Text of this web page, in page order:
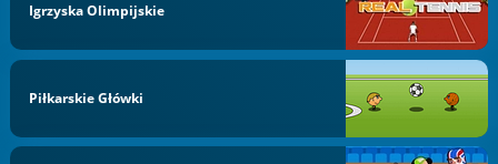
Igrzyska Olimpijskie
Piłkarskie Główki